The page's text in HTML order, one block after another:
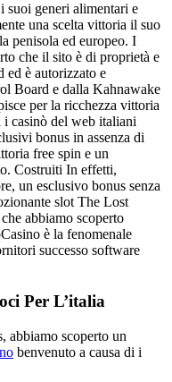
suoi generi alimentari e
una scelta vittoria il suo
penisola ed europeo. I
che il sito è di proprietà e
ed è autorizzato e
Board e dalla Kahnawake
per la ricchezza vittoria
casinò del web italiani
bonus in assenza di
free spin e un
Costruiti In effetti,
un esclusivo bonus senza
slot The Lost
abbiamo scoperto
è la fenomenale
successo software
Per L’italia
abbiamo scoperto un
benvenuto a causa di i